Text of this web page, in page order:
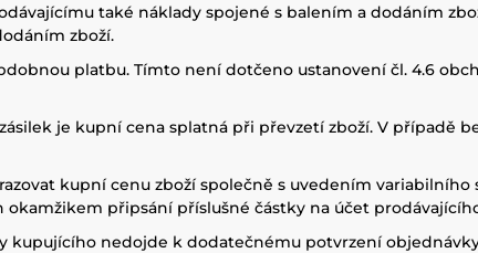
také náklady spojené s balením a dodáním
zboží.
platbu. Tímto není dotčeno ustanovení čl. 4.6
je kupní cena splatná při převzetí zboží. V případě
kupní cenu zboží společně s uvedením
připsání příslušné částky na účet
kupujícího nedojde k dodatečnému potvrzení